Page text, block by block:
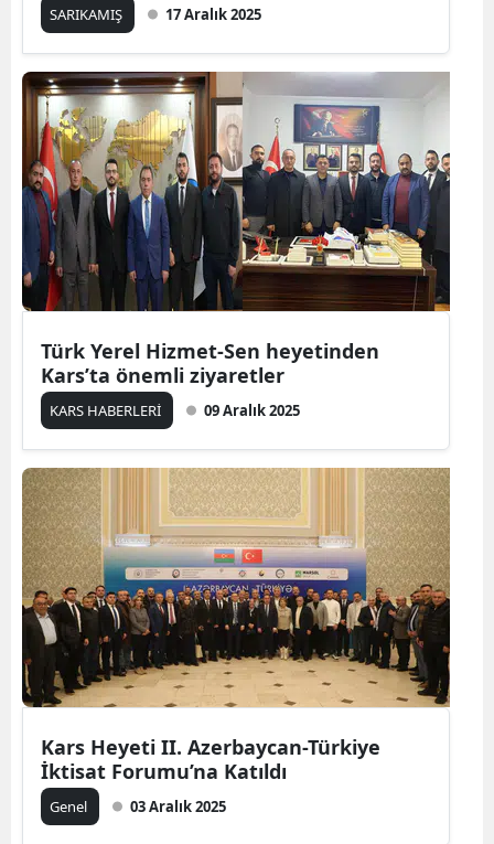
SARIKAMIŞ 17 Aralık 2025
Türk Yerel Hizmet-Sen heyetinden
Kars’ta önemli ziyaretler
KARS HABERLERİ 09 Aralık 2025
Kars Heyeti II. Azerbaycan-Türkiye
İktisat Forumu’na Katıldı
Genel 03 Aralık 2025